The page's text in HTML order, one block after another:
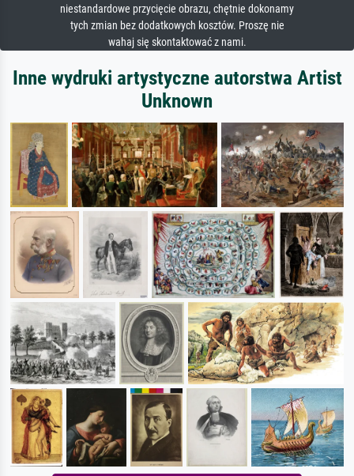
niestandardowe przycięcie obrazu, chętnie dokonamy
tych zmian bez dodatkowych kosztów. Proszę nie
wahaj się skontaktować z nami.
Inne wydruki artystyczne autorstwa Artist
Unknown